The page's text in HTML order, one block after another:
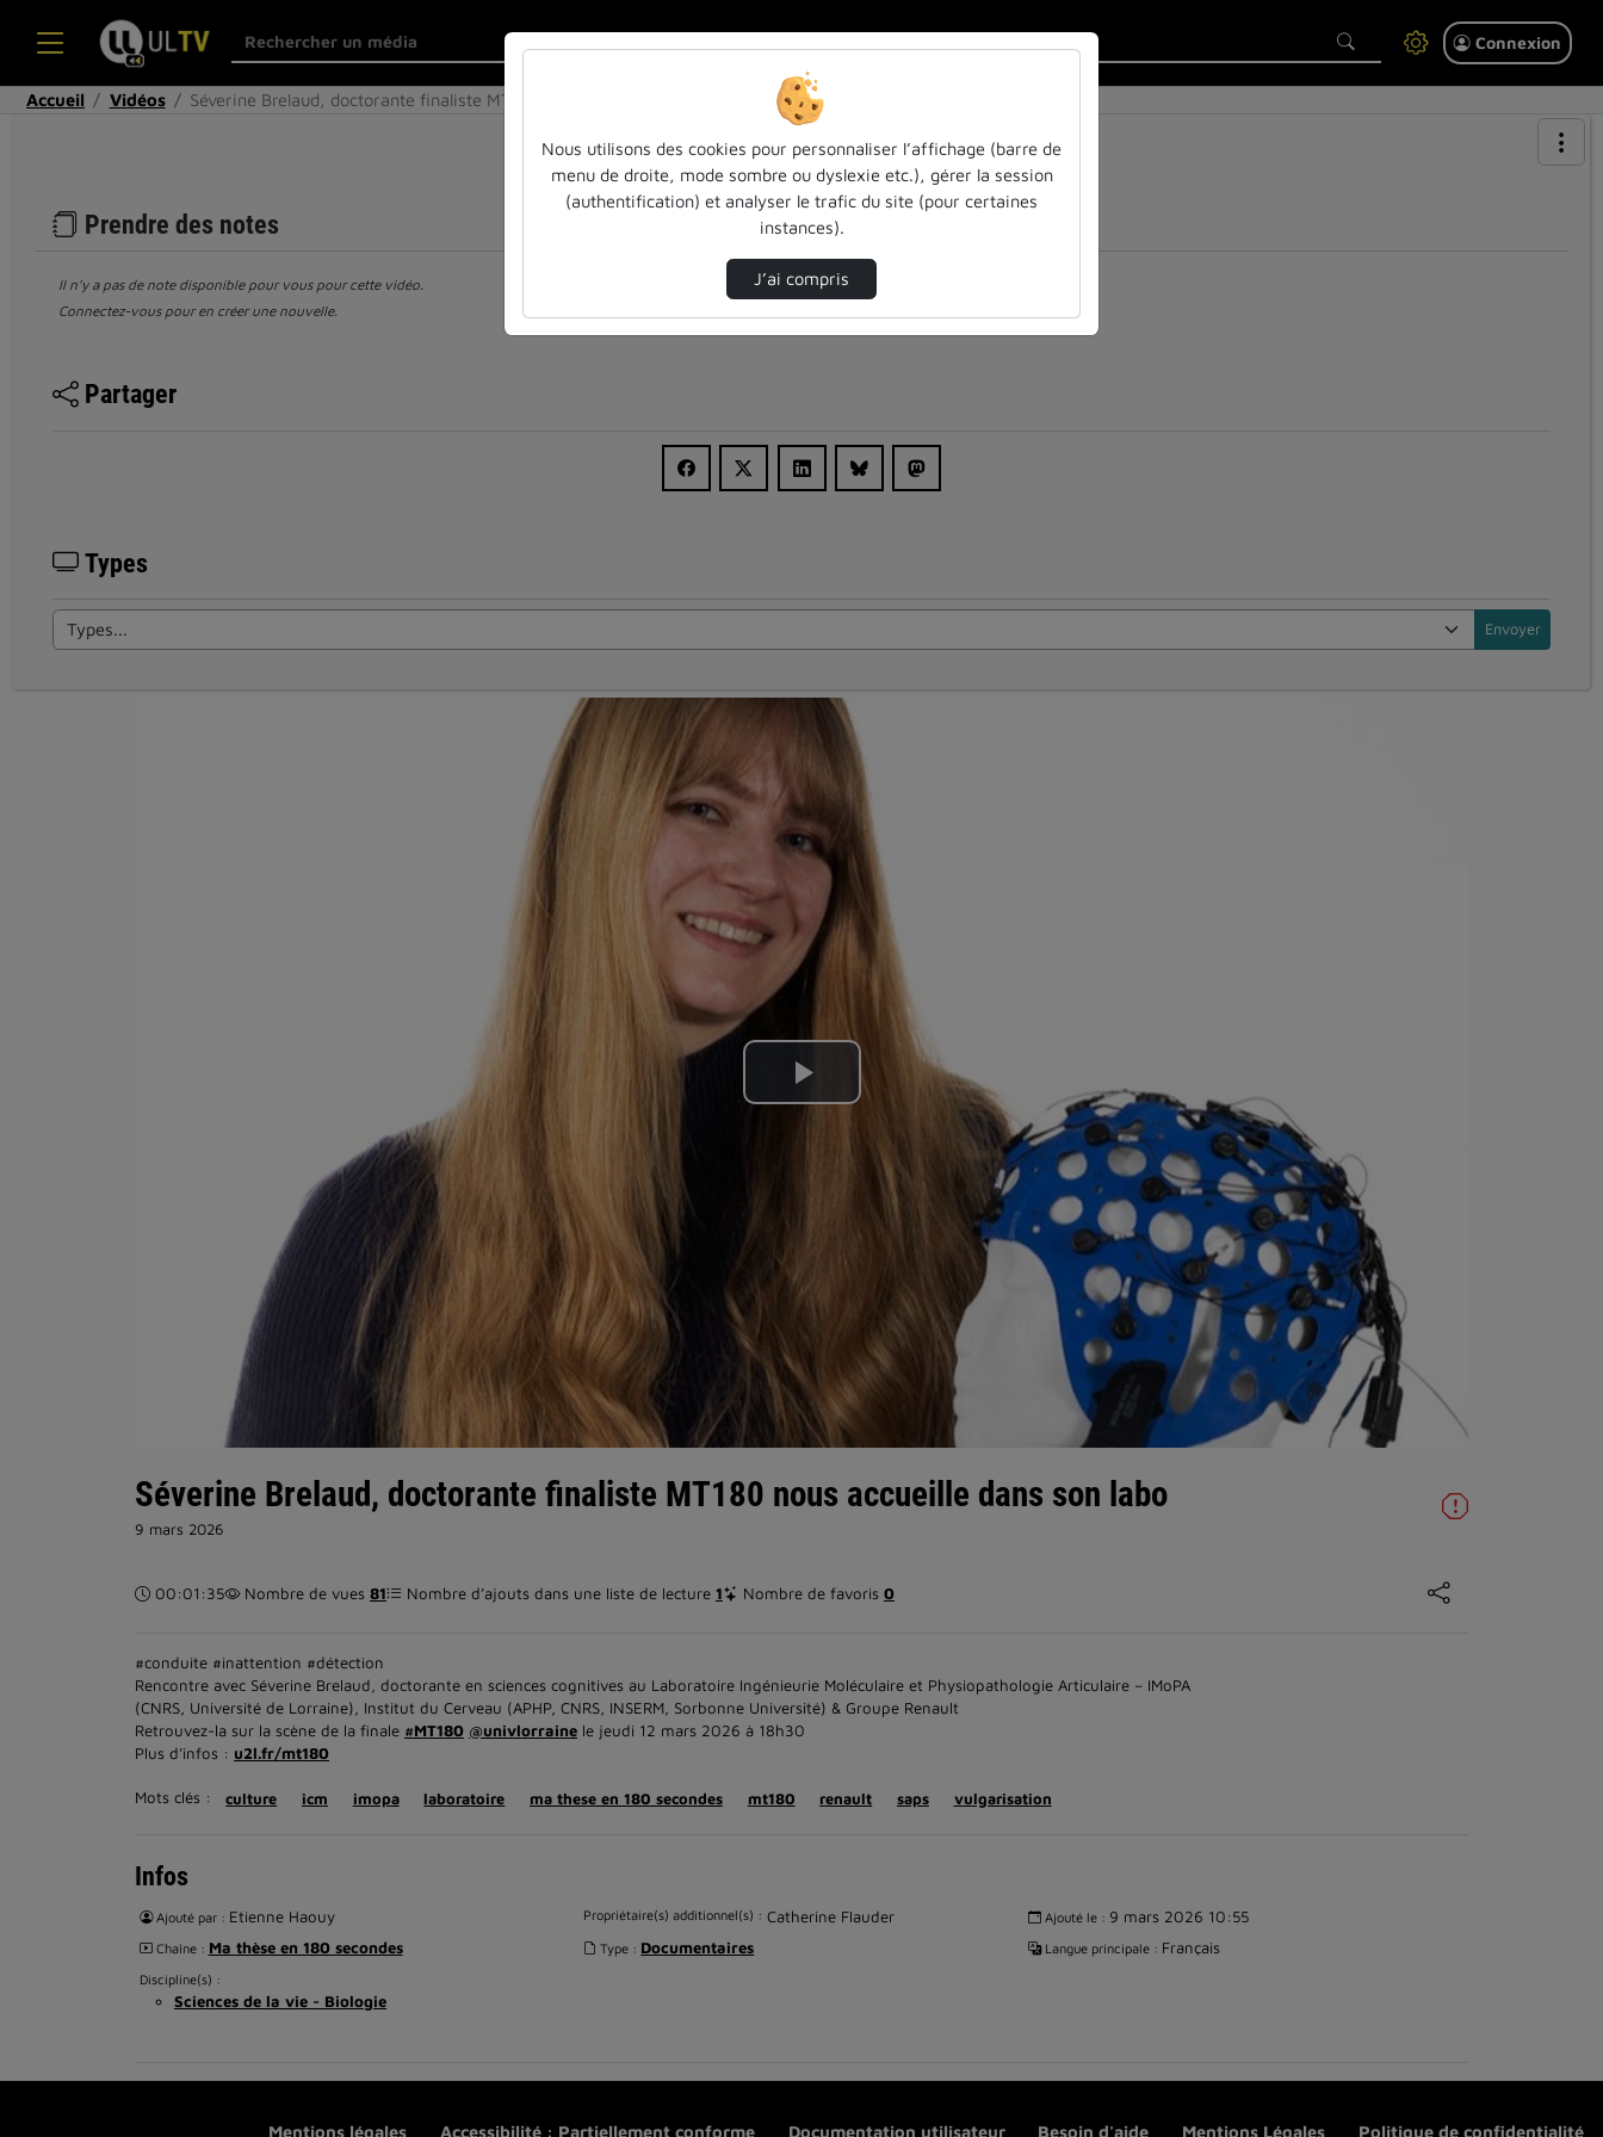
Connexion
Accueil Vidéos Séverine Brelaud, doctorante finaliste MT180…
Prendre des notes
Il n’y a pas de note disponible pour vous pour cette vidéo.
Connectez-vous pour en créer une nouvelle.
Partager
Types
Lire
la
vidéo
Séverine Brelaud, doctorante finaliste MT180 nous accueille dans son labo
9 mars 2026
Durée :
00:01:35 Nombre de vues 81 Nombre d’ajouts dans une liste de lecture 1 Nombre de favoris 0
#conduite #inattention #détection
Rencontre avec Séverine Brelaud, doctorante en sciences cognitives au Laboratoire Ingénieurie Moléculaire et Physiopathologie Articulaire – IMoPA
(CNRS, Université de Lorraine), Institut du Cerveau (APHP, CNRS, INSERM, Sorbonne Université) & Groupe Renault
Retrouvez-la sur la scène de la finale #MT180 @univlorraine le jeudi 12 mars 2026 à 18h30
Plus d’infos : u2l.fr/mt180
Mots clés : culture icm imopa laboratoire ma these en 180 secondes mt180 renault saps vulgarisation
Infos
Ajouté par : Etienne Haouy Propriétaire(s) additionnel(s) : Catherine Flauder Ajouté le : 9 mars 2026 10:55
Chaîne : Ma thèse en 180 secondes Type : Documentaires Langue principale : Français
Discipline(s) :
Sciences de la vie - Biologie
Mentions légales Accessibilité : Partiellement conforme Documentation utilisateur Besoin d'aide Mentions Légales Politique de confidentialité
Nous utilisons des cookies pour personnaliser l’affichage (barre de
menu de droite, mode sombre ou dyslexie etc.), gérer la session
(authentification) et analyser le trafic du site (pour certaines
instances).
J’ai compris